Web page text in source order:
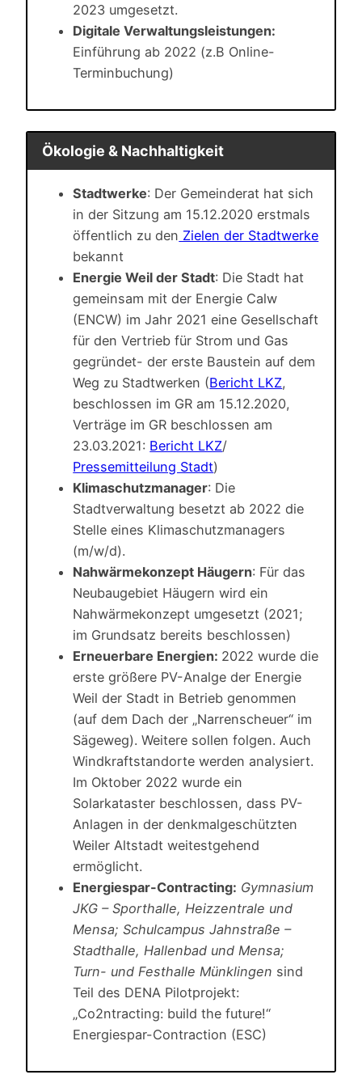
2023 umgesetzt.
Digitale Verwaltungsleistungen:
Einführung ab 2022 (z.B Online-
Terminbuchung)
Ökologie & Nachhaltigkeit
Stadtwerke: Der Gemeinderat hat sich
in der Sitzung am 15.12.2020 erstmals
öffentlich zu den Zielen der Stadtwerke
bekannt
Energie Weil der Stadt: Die Stadt hat
gemeinsam mit der Energie Calw
(ENCW) im Jahr 2021 eine Gesellschaft
für den Vertrieb für Strom und Gas
gegründet- der erste Baustein auf dem
Weg zu Stadtwerken (Bericht LKZ,
beschlossen im GR am 15.12.2020,
Verträge im GR beschlossen am
23.03.2021: Bericht LKZ/
Pressemitteilung Stadt)
Klimaschutzmanager: Die
Stadtverwaltung besetzt ab 2022 die
Stelle eines Klimaschutzmanagers
(m/w/d).
Nahwärmekonzept Häugern: Für das
Neubaugebiet Häugern wird ein
Nahwärmekonzept umgesetzt (2021;
im Grundsatz bereits beschlossen)
Erneuerbare Energien: 2022 wurde die
erste größere PV-Analge der Energie
Weil der Stadt in Betrieb genommen
(auf dem Dach der „Narrenscheuer“ im
Sägeweg). Weitere sollen folgen. Auch
Windkraftstandorte werden analysiert.
Im Oktober 2022 wurde ein
Solarkataster beschlossen, dass PV-
Anlagen in der denkmalgeschützten
Weiler Altstadt weitestgehend
ermöglicht.
Energiespar-Contracting: Gymnasium
JKG – Sporthalle, Heizzentrale und
Mensa; Schulcampus Jahnstraße –
Stadthalle, Hallenbad und Mensa;
Turn- und Festhalle Münklingen sind
Teil des DENA Pilotprojekt:
„Co2ntracting: build the future!“
Energiespar-Contraction (ESC)